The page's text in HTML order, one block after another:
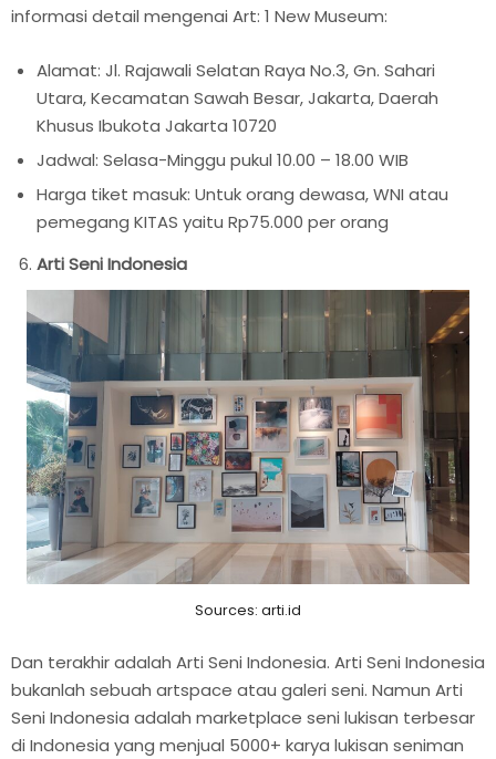
informasi detail mengenai Art: 1 New Museum:
Alamat: Jl. Rajawali Selatan Raya No.3, Gn. Sahari
Utara, Kecamatan Sawah Besar, Jakarta, Daerah
Khusus Ibukota Jakarta 10720
Jadwal: Selasa-Minggu pukul 10.00 – 18.00 WIB
Harga tiket masuk: Untuk orang dewasa, WNI atau
pemegang KITAS yaitu Rp75.000 per orang
Arti Seni Indonesia
Sources: arti.id
Dan terakhir adalah Arti Seni Indonesia. Arti Seni Indonesia
bukanlah sebuah artspace atau galeri seni. Namun Arti
Seni Indonesia adalah marketplace seni lukisan terbesar
di Indonesia yang menjual 5000+ karya lukisan seniman